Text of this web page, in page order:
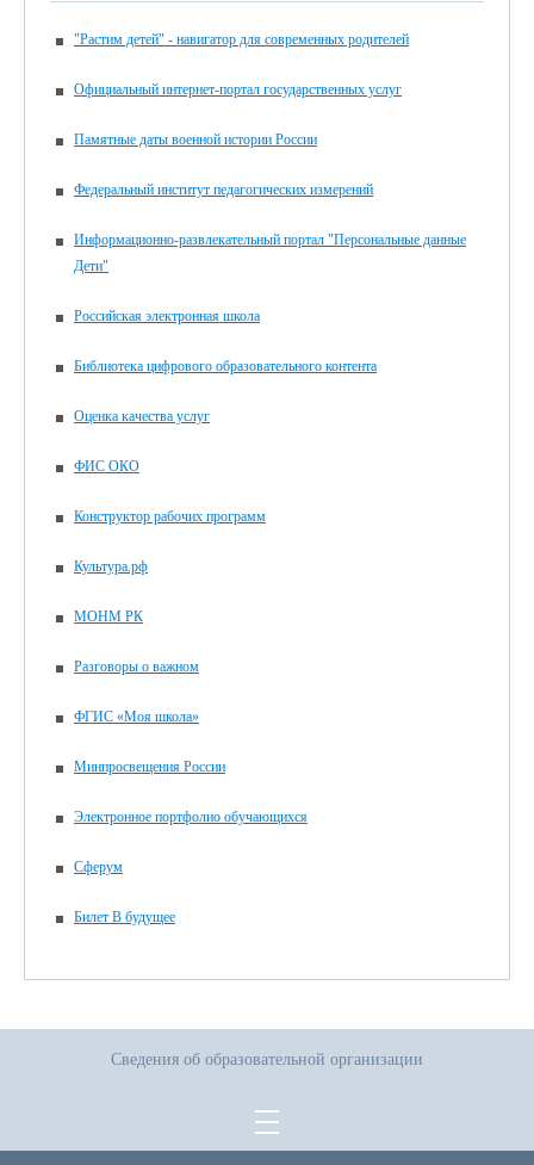
"Растим детей" - навигатор для современных родителей
Официальный интернет-портал государственных услуг
Памятные даты военной истории России
Федеральный институт педагогических измерений
Информационно-развлекательный портал "Персональные данные
Дети"
Российская электронная школа
Библиотека цифрового образовательного контента
Оценка качества услуг
ФИС ОКО
Конструктор рабочих программ
Культура.рф
МОНМ РК
Разговоры о важном
ФГИС «Моя школа»
Минпросвещения России
Электронное портфолио обучающихся
Сферум
Билет В будущее
Сведения об образовательной организации